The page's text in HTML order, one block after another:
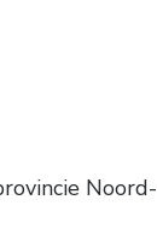
Noord-